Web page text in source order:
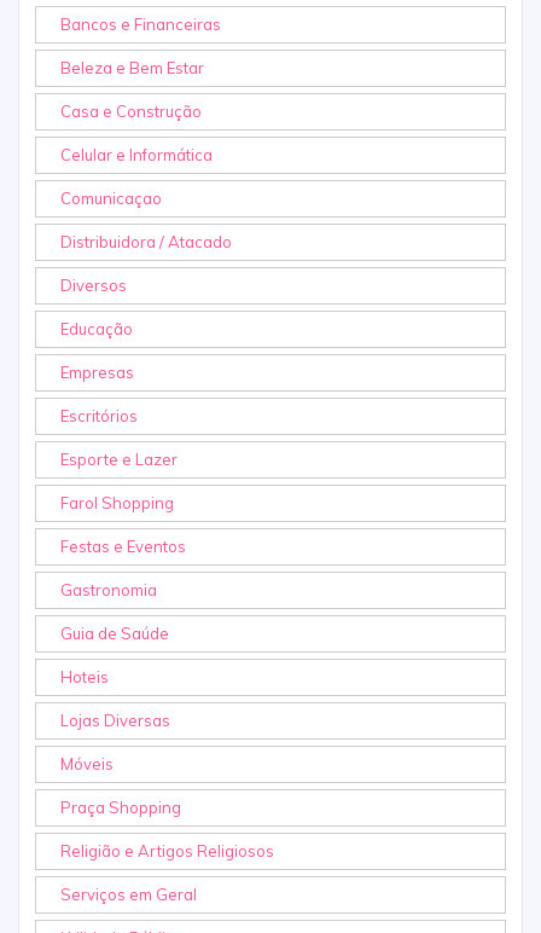
Bancos e Financeiras
Beleza e Bem Estar
Casa e Construção
Celular e Informática
Comunicaçao
Distribuidora / Atacado
Diversos
Educação
Empresas
Escritórios
Esporte e Lazer
Farol Shopping
Festas e Eventos
Gastronomia
Guia de Saúde
Hoteis
Lojas Diversas
Móveis
Praça Shopping
Religião e Artigos Religiosos
Serviços em Geral